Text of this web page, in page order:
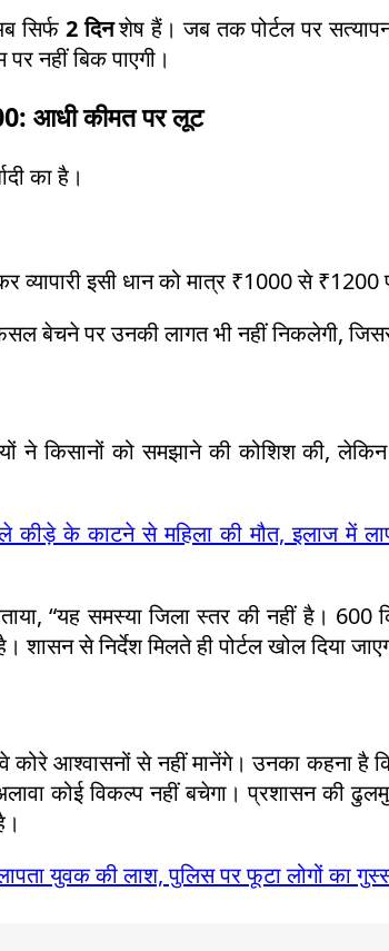
सिर्फ 2 दिनशेष हैं। जब तक पोर्टल पर सत्यापन
नहीं बिक पाएगी।
आधी कीमत पर लूट
का है।
व्यापारी इसी धान को मात्र ₹1000 से ₹1200
फसल बेचने पर उनकी लागत भी नहीं निकलेगी,
ने किसानों को समझाने की कोशिश की,
के काटने से महिला की मौत, इलाज में
“यह समस्या जिला स्तर की नहीं है। 600
शासन से निर्देश मिलते ही पोर्टल खोल दिया
वे कोरे आश्वासनों से नहीं मानेंगे। उनका कहना
कोई विकल्प नहीं बचेगा। प्रशासन की
युवक की लाश, पुलिस पर फूटा लोगों का